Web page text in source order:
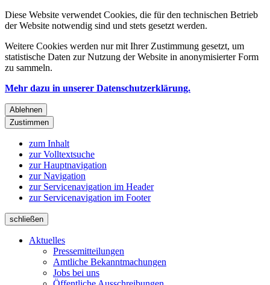
Diese Website verwendet Cookies, die für den technischen Betrieb
der Website notwendig sind und stets gesetzt werden.
Weitere Cookies werden nur mit Ihrer Zustimmung gesetzt, um
statistische Daten zur Nutzung der Website in anonymisierter Form
zu sammeln.
Mehr dazu in unserer Datenschutzerklärung.
Ablehnen
Zustimmen
zum Inhalt
zur Volltextsuche
zur Hauptnavigation
zur Navigation
zur Servicenavigation im Header
zur Servicenavigation im Footer
schließen
Aktuelles
Pressemitteilungen
Amtliche Bekanntmachungen
Jobs bei uns